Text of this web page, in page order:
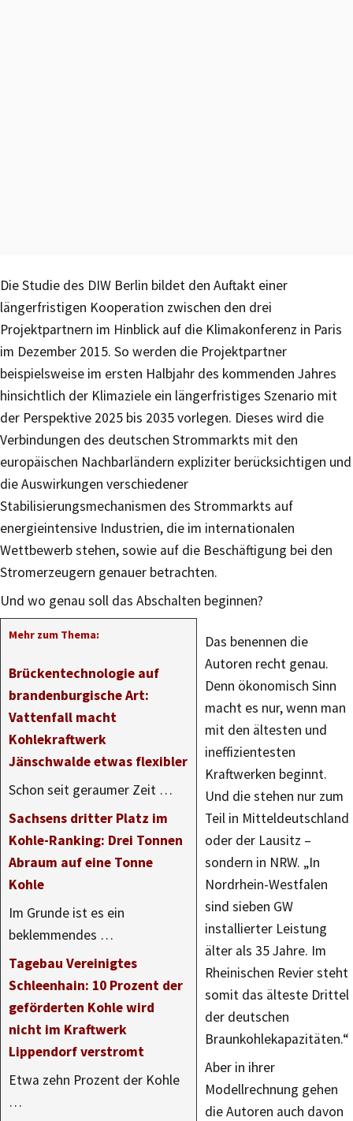
Die Studie des DIW Berlin bildet den Auftakt einer
längerfristigen Kooperation zwischen den drei
Projektpartnern im Hinblick auf die Klimakonferenz in Paris
im Dezember 2015. So werden die Projektpartner
beispielsweise im ersten Halbjahr des kommenden Jahres
hinsichtlich der Klimaziele ein längerfristiges Szenario mit
der Perspektive 2025 bis 2035 vorlegen. Dieses wird die
Verbindungen des deutschen Strommarkts mit den
europäischen Nachbarländern expliziter berücksichtigen und
die Auswirkungen verschiedener
Stabilisierungsmechanismen des Strommarkts auf
energieintensive Industrien, die im internationalen
Wettbewerb stehen, sowie auf die Beschäftigung bei den
Stromerzeugern genauer betrachten.
Und wo genau soll das Abschalten beginnen?
Mehr zum Thema:
Brückentechnologie auf
brandenburgische Art:
Vattenfall macht
Kohlekraftwerk
Jänschwalde etwas flexibler
Schon seit geraumer Zeit …
Sachsens dritter Platz im
Kohle-Ranking: Drei Tonnen
Abraum auf eine Tonne
Kohle
Im Grunde ist es ein
beklemmendes …
Tagebau Vereinigtes
Schleenhain: 10 Prozent der
geförderten Kohle wird
nicht im Kraftwerk
Lippendorf verstromt
Etwa zehn Prozent der Kohle
…
Das benennen die
Autoren recht genau.
Denn ökonomisch Sinn
macht es nur, wenn man
mit den ältesten und
ineffizientesten
Kraftwerken beginnt.
Und die stehen nur zum
Teil in Mitteldeutschland
oder der Lausitz –
sondern in NRW. „In
Nordrhein-Westfalen
sind sieben GW
installierter Leistung
älter als 35 Jahre. Im
Rheinischen Revier steht
somit das älteste Drittel
der deutschen
Braunkohlekapazitäten.“
Aber in ihrer
Modellrechnung gehen
die Autoren auch davon